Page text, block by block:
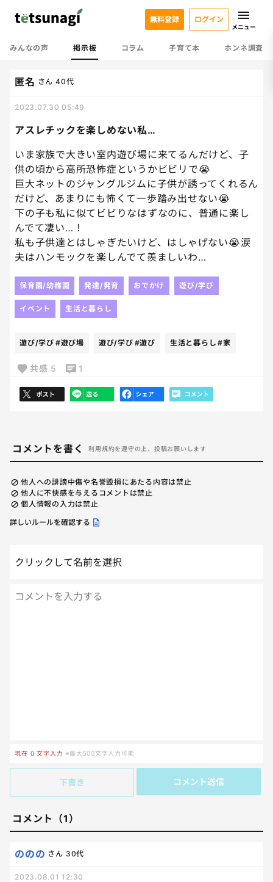
みんなの声 掲示板 コラム 子育て本 ホンネ調査
無料登録 ログイン
メニュー
アスレチックを楽しめない私…
匿名 さん 40代
2023.07.30 05:49
いま家族で大きい室内遊び場に来てるんだけど、子
供の頃から高所恐怖症というかビビリで😭
巨大ネットのジャングルジムに子供が誘ってくれるん
だけど、あまりにも怖くて一歩踏み出せない😭
下の子も私に似てビビりなはずなのに、普通に楽し
んでて凄い…！
私も子供達とはしゃぎたいけど、はしゃげない😭涙
夫はハンモックを楽しんでて羨ましいわ…
保育園/幼稚園 発達/発育 おでかけ 遊び/学び
イベント 生活と暮らし
遊び/学び #遊び場 遊び/学び #遊び 生活と暮らし #家
共感 5 1
コメントを書く 利用規約を遵守の上、投稿お願いします
他人への誹謗中傷や名誉毀損にあたる内容は禁止
他人に不快感を与えるコメントは禁止
個人情報の入力は禁止
詳しいルールを確認する
クリックして名前を選択
現在 0 文字入力 ※最大500文字入力可能
下書き コメント送信
コメント（1）
ののの さん 30代
2023.08.01 12:30